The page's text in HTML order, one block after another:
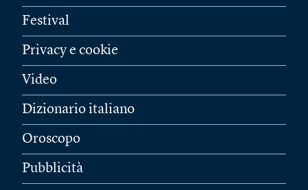
Festival
Privacy e cookie
Video
Dizionario italiano
Oroscopo
Pubblicità